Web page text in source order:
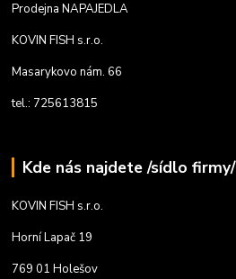
Prodejna NAPAJEDLA
KOVIN FISH s.r.o.
Masarykovo nám. 66
tel.: 725613815
Kde nás najdete /sídlo firmy/
KOVIN FISH s.r.o.
Horní Lapač 19
769 01 Holešov